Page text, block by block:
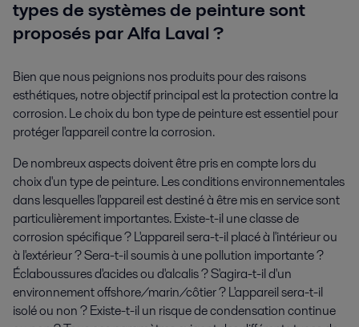
types de systèmes de peinture sont
proposés par Alfa Laval ?
Bien que nous peignions nos produits pour des raisons
esthétiques, notre objectif principal est la protection contre la
corrosion. Le choix du bon type de peinture est essentiel pour
protéger l'appareil contre la corrosion.
De nombreux aspects doivent être pris en compte lors du
choix d'un type de peinture. Les conditions environnementales
dans lesquelles l'appareil est destiné à être mis en service sont
particulièrement importantes. Existe-t-il une classe de
corrosion spécifique ? L'appareil sera-t-il placé à l'intérieur ou
à l'extérieur ? Sera-t-il soumis à une pollution importante ?
Éclaboussures d'acides ou d'alcalis ? S'agira-t-il d'un
environnement offshore/marin/côtier ? L'appareil sera-t-il
isolé ou non ? Existe-t-il un risque de condensation continue